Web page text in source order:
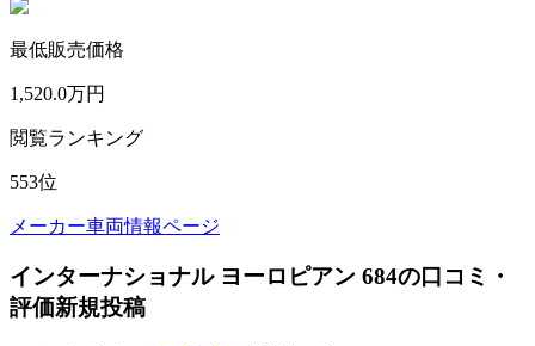
最低販売価格
1,520.0万円
閲覧ランキング
553位
メーカー車両情報ページ
インターナショナル ヨーロピアン 684の口コミ・
評価新規投稿